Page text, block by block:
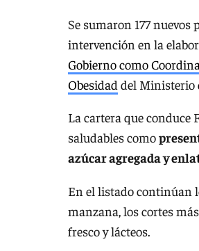
Se sumaron 177 nuevos
intervención en la
Gobierno como
Obesidad del Ministerio
La cartera que conduce
saludables como
azúcar agregada y
En el listado continúan
manzana, los cortes
fresco y lácteos.